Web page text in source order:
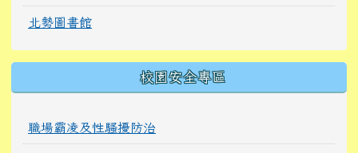
北勢圖書館
校園安全專區
職場霸凌及性騷擾防治